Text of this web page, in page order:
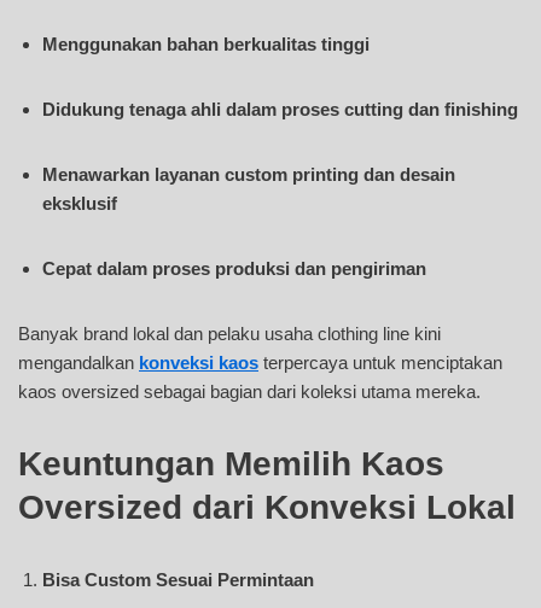
Menggunakan bahan berkualitas tinggi
Didukung tenaga ahli dalam proses cutting dan finishing
Menawarkan layanan custom printing dan desain
eksklusif
Cepat dalam proses produksi dan pengiriman
Banyak brand lokal dan pelaku usaha clothing line kini
mengandalkan konveksi kaos terpercaya untuk menciptakan
kaos oversized sebagai bagian dari koleksi utama mereka.
Keuntungan Memilih Kaos
Oversized dari Konveksi Lokal
Bisa Custom Sesuai Permintaan